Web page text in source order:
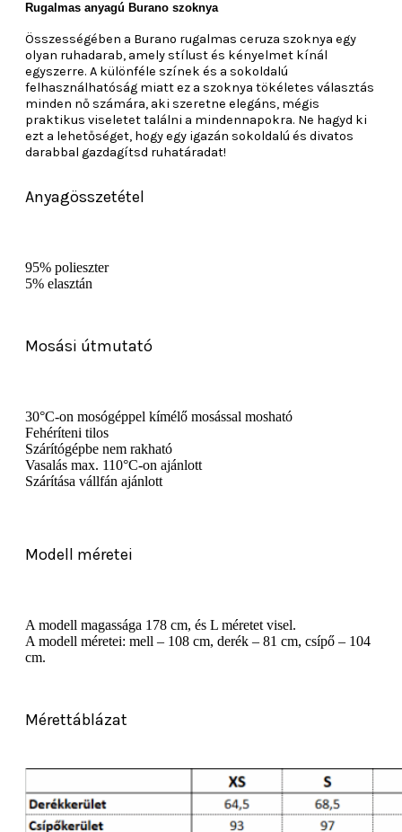
Rugalmas anyagú Burano szoknya
Összességében a Burano rugalmas ceruza szoknya egy
olyan ruhadarab, amely stílust és kényelmet kínál
egyszerre. A különféle színek és a sokoldalú
felhasználhatóság miatt ez a szoknya tökéletes választás
minden nő számára, aki szeretne elegáns, mégis
praktikus viseletet találni a mindennapokra. Ne hagyd ki
ezt a lehetőséget, hogy egy igazán sokoldalú és divatos
darabbal gazdagítsd ruhatáradat!
Anyagösszetétel
95% polieszter
5% elasztán
Mosási útmutató
30°C-on mosógéppel kímélő mosással mosható
Fehéríteni tilos
Szárítógépbe nem rakható
Vasalás max. 110°C-on ajánlott
Szárítása vállfán ajánlott
Modell méretei
A modell magassága 178 cm, és L méretet visel.
A modell méretei: mell – 108 cm, derék – 81 cm, csípő – 104
cm.
Mérettáblázat